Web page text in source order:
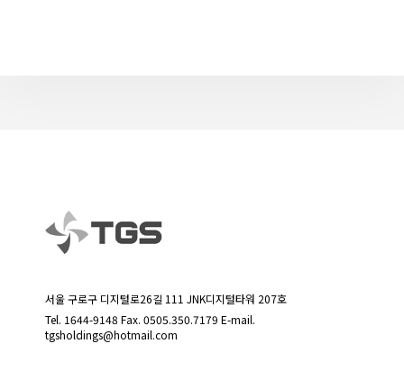
서울 구로구 디지털로26길 111 JNK디지털타워 207호
Tel. 1644-9148 Fax. 0505.350.7179 E-mail.
tgsholdings@hotmail.com